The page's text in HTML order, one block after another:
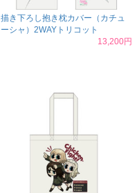
描き下ろし抱き枕カバー（カチュ
ーシャ）2WAYトリコット
13,200円